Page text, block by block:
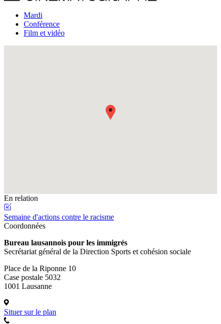
Mardi
Conférence
Film et vidéo
En relation
Semaine d'actions contre le racisme
Coordonnées
Bureau lausannois pour les immigrés
Secrétariat général de la Direction Sports et cohésion sociale
Place de la Riponne 10
Case postale 5032
1001 Lausanne
Situer sur le plan